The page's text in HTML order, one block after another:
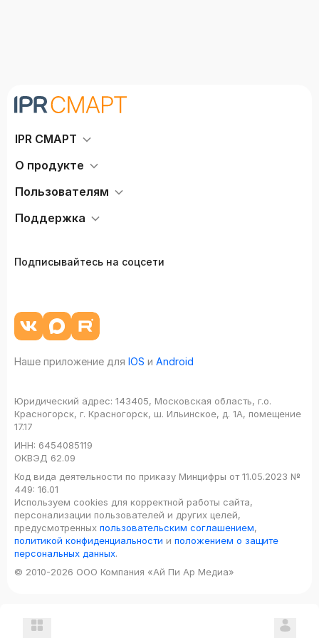
IPR СМАРТ
О продукте
Пользователям
Поддержка
Подписывайтесь на соцсети
Наше приложение для IOS и Android
Юридический адрес: 143405, Московская область, г.о.
Красногорск, г. Красногорск, ш. Ильинское, д. 1А, помещение
17.17
ИНН: 6454085119
ОКВЭД 62.09
Код вида деятельности по приказу Минцифры от 11.05.2023 №
449: 16.01
Используем cookies для корректной работы сайта,
персонализации пользователей и других целей,
предусмотренных пользовательским соглашением,
политикой конфиденциальности и положением о защите
персональных данных.
© 2010-2026 ООО Компания «Ай Пи Ар Медиа»